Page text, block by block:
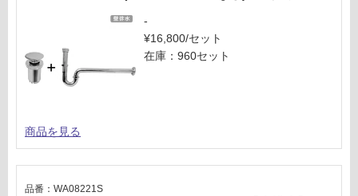
-
¥16,800/セット
在庫：960セット
商品を見る
品番：WA08221S